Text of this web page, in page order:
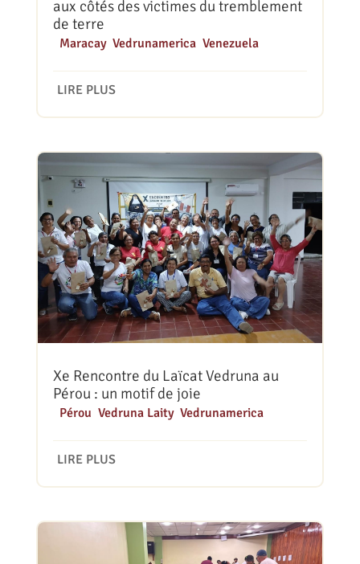
aux côtés des victimes du tremblement
de terre
Maracay, Vedrunamerica, Venezuela
LIRE PLUS
Xe Rencontre du Laïcat Vedruna au
Pérou : un motif de joie
Pérou Vedruna Laity, Vedrunamerica
LIRE PLUS